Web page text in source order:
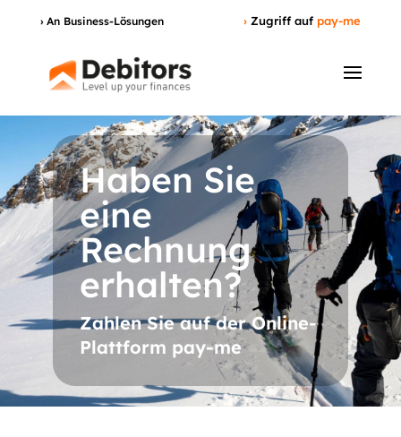
› An Business-Lösungen › Zugriff auf pay-me
Haben Sie
eine
Rechnung
erhalten?
Zahlen Sie auf der Online-
Plattform pay-me